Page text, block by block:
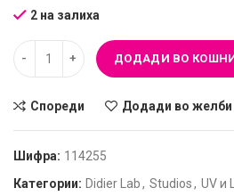
2 на залиха
ДОДАДИ ВО
Спореди Додади во желби
Шифра: 114255
Категории: Didier Lab, Studios, UV и